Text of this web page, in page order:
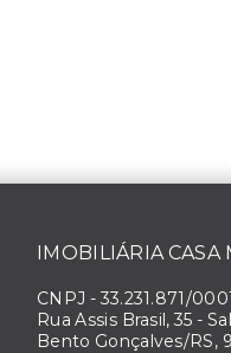
IMOBILIÁRIA CASA
CNPJ - 33.231.871/
Rua Assis Brasil, 35 -
Bento Gonçalves/RS,